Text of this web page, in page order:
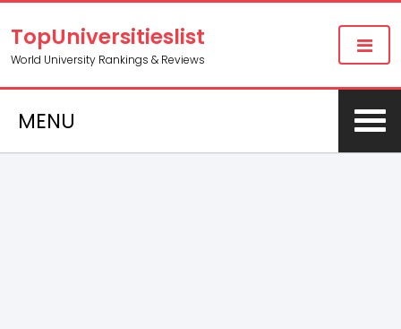
TopUniversitieslist
World University Rankings & Reviews
MENU